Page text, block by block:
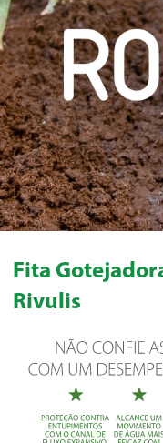
Fita
Rivulis